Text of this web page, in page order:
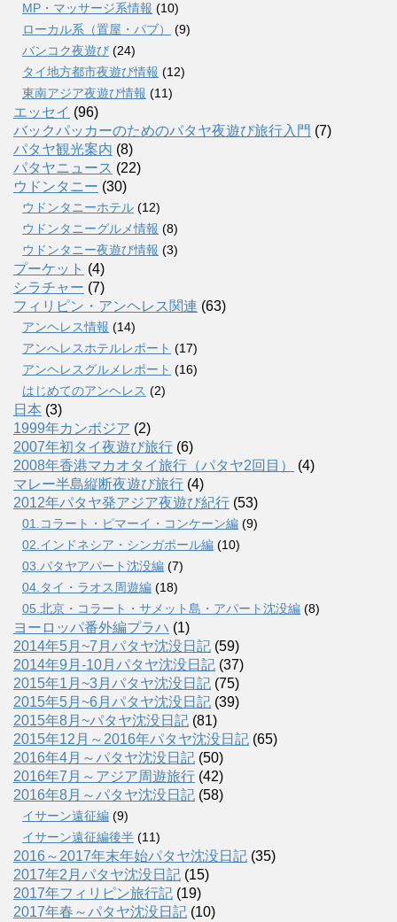
MP・マッサージ系情報 (10)
ローカル系（置屋・パブ）
(9)
バンコク夜遊び (24)
タイ地方都市夜遊び情報 (12)
東南アジア夜遊び情報 (11)
エッセイ (96)
バックパッカーのためのパタヤ夜遊び旅行入門 (7)
パタヤ観光案内 (8)
パタヤニュース (22)
ウドンタニー (30)
ウドンタニーホテル (12)
ウドンタニーグルメ情報 (8)
ウドンタニー夜遊び情報 (3)
プーケット (4)
シラチャー (7)
フィリピン・アンヘレス関連 (63)
アンヘレス情報 (14)
アンへレスホテルレポート (17)
アンヘレスグルメレポート (16)
はじめてのアンヘレス (2)
日本 (3)
1999年カンボジア (2)
2007年初タイ夜遊び旅行 (6)
2008年香港マカオタイ旅行（パタヤ2回目）
(4)
マレー半島縦断夜遊び旅行 (4)
2012年パタヤ発アジア夜遊び紀行 (53)
01.コラート・ピマーイ・コンケーン編 (9)
02.インドネシア・シンガポール編 (10)
03.パタヤアパート沈没編 (7)
04.タイ・ラオス周遊編 (18)
05.北京・コラート・サメット島・アパート沈没編 (8)
ヨーロッパ番外編プラハ (1)
2014年5月~7月パタヤ沈没日記 (59)
2014年9月-10月パタヤ沈没日記 (37)
2015年1月~3月パタヤ沈没日記 (75)
2015年5月~6月パタヤ沈没日記 (39)
2015年8月~パタヤ沈没日記 (81)
2015年12月～2016年パタヤ沈没日記 (65)
2016年4月～パタヤ沈没日記 (50)
2016年7月～アジア周遊旅行 (42)
2016年8月～パタヤ沈没日記 (58)
イサーン遠征編 (9)
イサーン遠征編後半 (11)
2016～2017年末年始パタヤ沈没日記 (35)
2017年2月パタヤ沈没日記 (15)
2017年フィリピン旅行記 (19)
2017年春～パタヤ沈没日記 (10)